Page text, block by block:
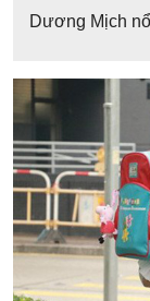
Dương Mịch